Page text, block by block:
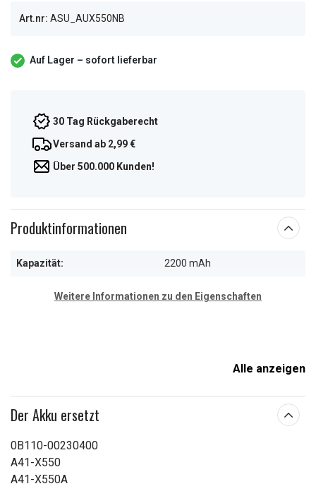
Art.nr: ASU_AUX550NB
Auf Lager – sofort lieferbar
30 Tag Rückgaberecht
Versand ab 2,99 €
Über 500.000 Kunden!
Produktinformationen
Kapazität: 2200 mAh
Weitere Informationen zu den Eigenschaften
Alle anzeigen
Der Akku ersetzt
0B110-00230400
A41-X550
A41-X550A